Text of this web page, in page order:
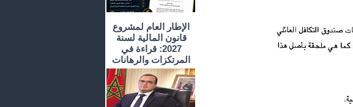
الإطار العام لمشروع
قانون المالية لسنة
2027: قراءة في
المرتكزات والرهانات